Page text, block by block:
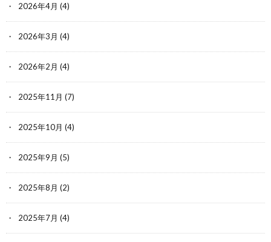
2026年4月 (4)
2026年3月 (4)
2026年2月 (4)
2025年11月 (7)
2025年10月 (4)
2025年9月 (5)
2025年8月 (2)
2025年7月 (4)